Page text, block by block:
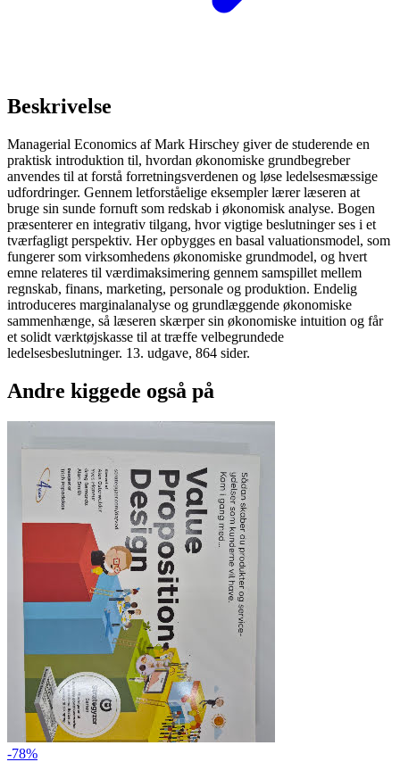
Beskrivelse
Managerial Economics af Mark Hirschey giver de studerende en
praktisk introduktion til, hvordan økonomiske grundbegreber
anvendes til at forstå forretningsverdenen og løse ledelsesmæssige
udfordringer. Gennem letforståelige eksempler lærer læseren at
bruge sin sunde fornuft som redskab i økonomisk analyse. Bogen
præsenterer en integrativ tilgang, hvor vigtige beslutninger ses i et
tværfagligt perspektiv. Her opbygges en basal valuationsmodel, som
fungerer som virksomhedens økonomiske grundmodel, og hvert
emne relateres til værdimaksimering gennem samspillet mellem
regnskab, finans, marketing, personale og produktion. Endelig
introduceres marginalanalyse og grundlæggende økonomiske
sammenhænge, så læseren skærper sin økonomiske intuition og får
et solidt værktøjskasse til at træffe velbegrundede
ledelsesbeslutninger. 13. udgave, 864 sider.
Andre kiggede også på
-78%